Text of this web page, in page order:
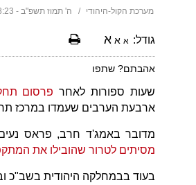
מערכת הקול-היהודי ה' תמוז תשפ"ב - 08:23 04/07/2022
גודל: א א א
אהבתם? שתפו
שעות ספורות לאחר פרסום
ארבעת הערבים שעמדו במרכז
מדובר באמג'ד חרב, פראס
מסיתים לטרור שהובילו את
בעוד בבמחלקה היהודית בשב"כ